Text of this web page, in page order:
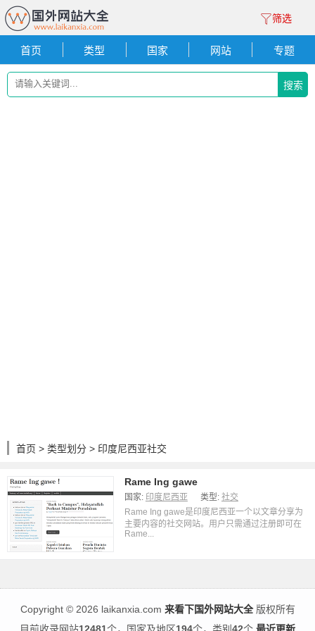
筛选
首页 类型 国家 网站 专题
搜索
首页 > 类型划分 > 印度尼西亚社交
Rame Ing gawe
国家: 印度尼西亚 类型: 社交
Rame Ing gawe是印度尼西亚一个以文章分享为
主要内容的社交网站。用户只需通过注册即可在
Rame...
Copyright ©2026 laikanxia.com 来看下国外网站大全版权所有